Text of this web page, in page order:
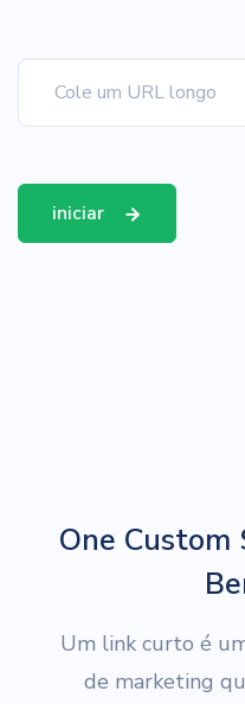
iniciar
One Custom
Um link curto é
de marketing